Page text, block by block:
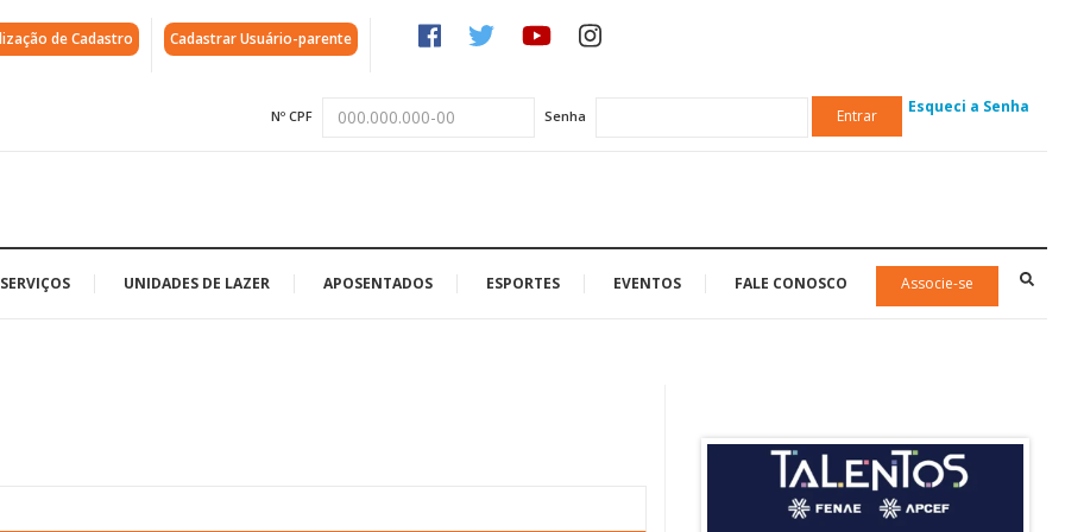
de Cadastro Cadastrar Usuário-parente
Nº CPF Senha Entrar Esqueci a Senha
SERVIÇOS UNIDADES DE LAZER APOSENTADOS ESPORTES EVENTOS FALE CONOSCO Associe-se